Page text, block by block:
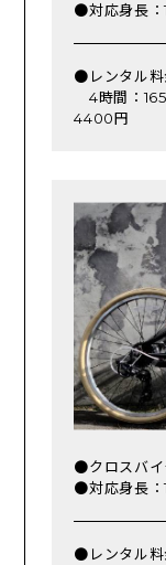
●対応身長
●レンタル料
4時間：
4400円
●クロスバイ
●対応身長
●レンタル料